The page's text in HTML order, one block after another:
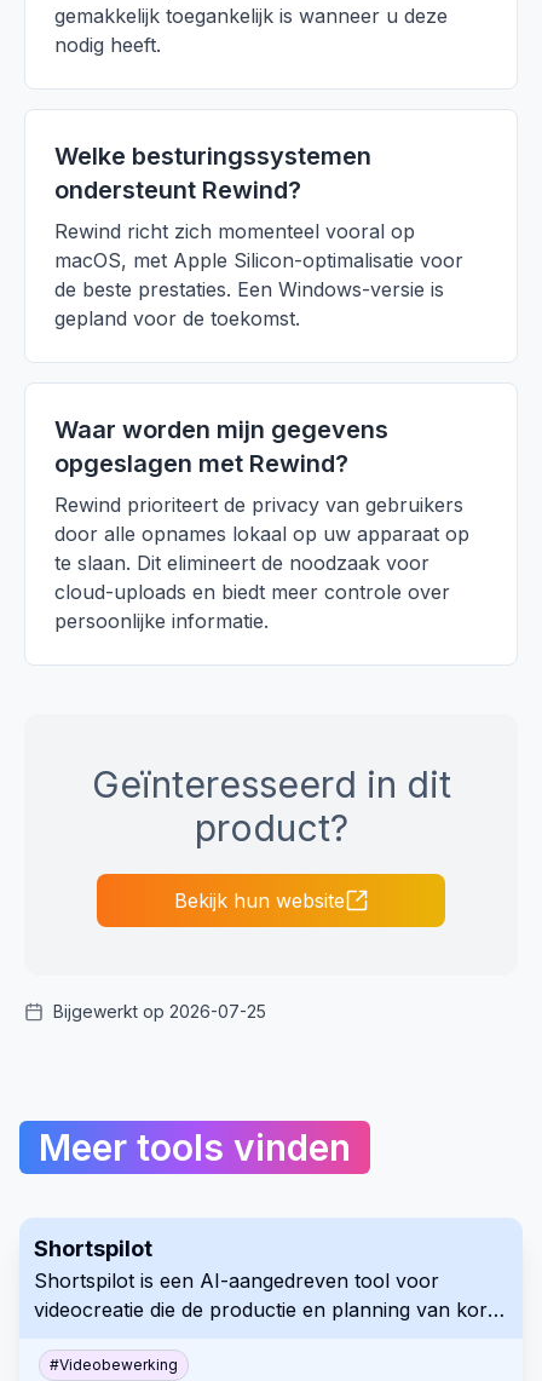
gemakkelijk toegankelijk is wanneer u deze
nodig heeft.
Welke besturingssystemen
ondersteunt Rewind?
Rewind richt zich momenteel vooral op
macOS, met Apple Silicon-optimalisatie voor
de beste prestaties. Een Windows-versie is
gepland voor de toekomst.
Waar worden mijn gegevens
opgeslagen met Rewind?
Rewind prioriteert de privacy van gebruikers
door alle opnames lokaal op uw apparaat op
te slaan. Dit elimineert de noodzaak voor
cloud-uploads en biedt meer controle over
persoonlijke informatie.
Geïnteresseerd in dit
product?
Bekijk hun website
Bijgewerkt op 2026-07-25
Meer tools vinden
Shortspilot
Shortspilot is een AI-aangedreven tool voor
videocreatie die de productie en planning van korte
Ontworpen voor content creators die hun online
#Videobewerking